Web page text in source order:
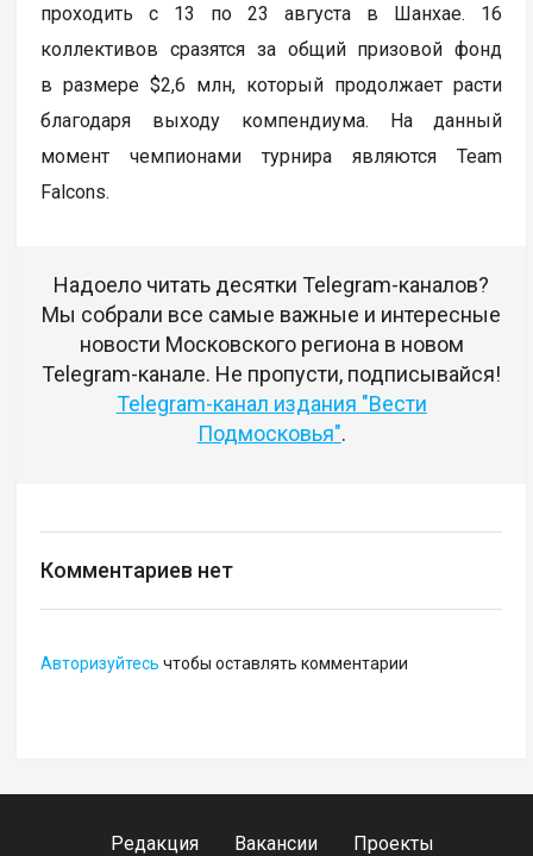
проходить с 13 по 23 августа в Шанхае. 16
коллективов сразятся за общий призовой фонд
в размере $2,6 млн, который продолжает расти
благодаря выходу компендиума. На данный
момент чемпионами турнира являются Team
Falcons.
Надоело читать десятки Telegram-каналов?
Мы собрали все самые важные и интересные
новости Московского региона в новом
Telegram-канале. Не пропусти, подписывайся!
Telegram-канал издания "Вести
Подмосковья".
Комментариев нет
Авторизуйтесь чтобы оставлять комментарии
Редакция Вакансии
Проекты